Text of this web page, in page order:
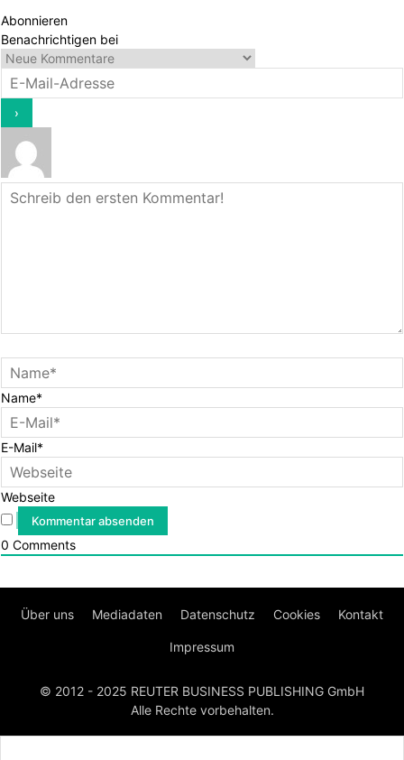
Abonnieren
Benachrichtigen bei
Name*
E-Mail*
Webseite
0 Comments
Über uns Mediadaten Datenschutz Cookies Kontakt
Impressum
© 2012 - 2025 REUTER BUSINESS PUBLISHING GmbH
Alle Rechte vorbehalten.